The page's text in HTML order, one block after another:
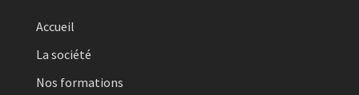
Accueil
La société
Nos formations